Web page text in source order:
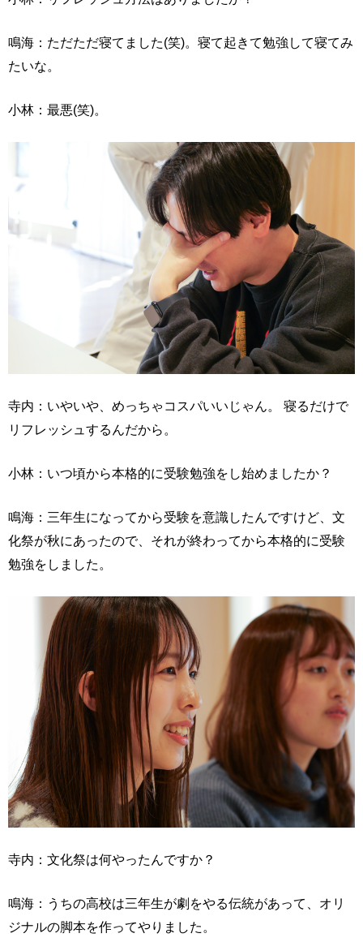
鳴海：ただただ寝てました(笑)。寝て起きて勉強して寝てみ
たいな。
小林：最悪(笑)。
寺内：いやいや、めっちゃコスパいいじゃん。 寝るだけで
リフレッシュするんだから。
小林：いつ頃から本格的に受験勉強をし始めましたか？
鳴海：三年生になってから受験を意識したんですけど、文
化祭が秋にあったので、それが終わってから本格的に受験
勉強をしました。
寺内：文化祭は何やったんですか？
鳴海：うちの高校は三年生が劇をやる伝統があって、オリ
ジナルの脚本を作ってやりました。